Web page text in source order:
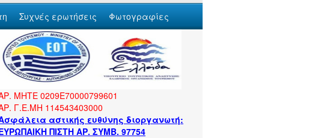
Συχνές ερωτήσεις Φωτογραφίες
ΜΗΤΕ 0209Ε70000799601
Γ.Ε.ΜΗ 114543403000
αστικής ευθύνης διοργανωτή:
ΠΙΣΤΗ ΑΡ. ΣΥΜΒ. 97754